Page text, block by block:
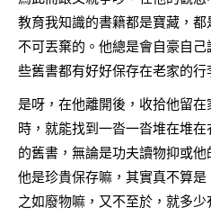
教育我知識的書籍都是寶藏，都
不可丟棄的。他總是會自豪自己
些舊書都有好好保存在老家的行
是呀，在他離開後，收拾他留在
時，就能找到一沓一沓堆在堆
的舊書，無論是功夫讀物抑或他
他是珍貴保存嘛，其實真不算是
之如廢物嘛，又不至於，就多少